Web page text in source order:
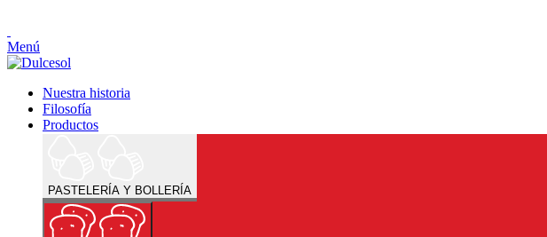
Menú
Nuestra historia
Filosofía
Productos
PASTELERÍA Y BOLLERÍA